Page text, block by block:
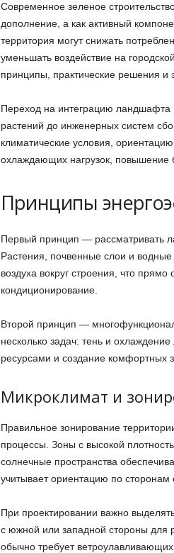
Современное зеленое
дополнение, а как активный
территория могут снижать
уменьшать воздействие на
принципы, практические решения и
Переход на интеграцию ландшафта
растений до инженерных систем
климатические условия,
охлаждающих нагрузок, повышение
Принципы
Первый принцип — рассматривать
Растения, почвенные слои и водные
воздуха вокруг строения, что
кондиционирование.
Второй принцип —
несколько задач: тень и
ресурсами и создание комфортных
Микроклимат и
Правильное зонирование
процессы. Зоны с высокой
солнечные пространства
учитывает ориентацию по
При проектировании важно
с южной или западной стороны для
обычно требует